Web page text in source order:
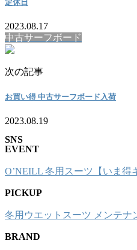
定休日
2023.08.17
中古サーフボード
次の記事
お買い得 中古サーフボード入荷
2023.08.19
SNS
EVENT
O’NEILL 冬用スーツ【いま得
PICKUP
冬用ウエットスーツ メンテナ
BRAND